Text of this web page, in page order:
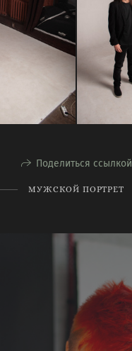
Поделиться ссылкой
МУЖСКОЙ ПОРТРЕТ